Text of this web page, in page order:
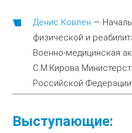
Денис Ковлен —
физической и
Военно-медицинская
С.М.Кирова
Российской Федерации
Выступающие: